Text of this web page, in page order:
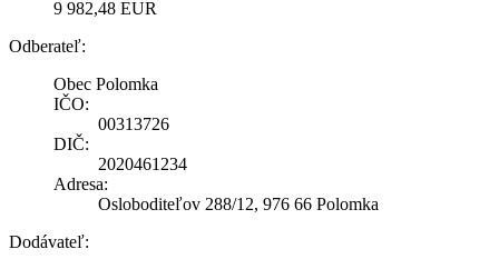
9 982,48 EUR
Odberateľ:
Obec Polomka
IČO:
00313726
DIČ:
2020461234
Adresa:
Osloboditeľov 288/12, 976 66 Polomka
Dodávateľ: